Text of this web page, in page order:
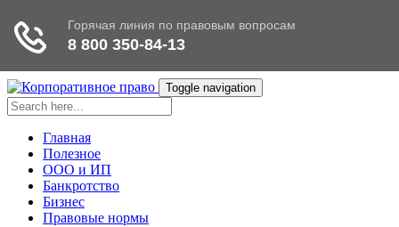
Toggle navigation
Главная
Полезное
ООО и ИП
Банкротство
Бизнес
Правовые нормы